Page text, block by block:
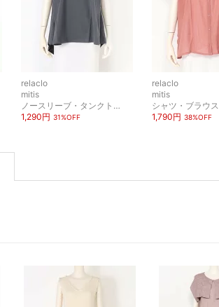
relaclo
mitis
ノースリーブ・タンクトップ
1,290円 31%OFF
relaclo
mitis
シャツ・ブラウス
1,790円 38%OFF